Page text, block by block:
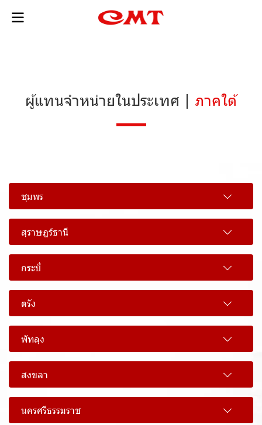
ผู้แทนจำหน่ายในประเทศ | ภาคใต้
ชุมพร
สุราษฎร์ธานี
กระบี่
ตรัง
พัทลุง
สงขลา
นครศรีธรรมราช